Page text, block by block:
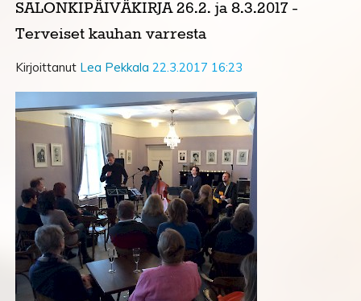
SALONKIPÄIVÄKIRJA 26.2. ja 8.3.2017 -
Terveiset kauhan varresta
Kirjoittanut Lea Pekkala 22.3.2017 16:23